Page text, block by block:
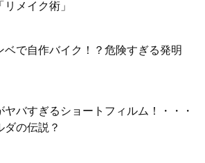
リメイク術」
ベで自作バイク！？危険すぎる発明
ヤバすぎるショートフィルム！・・・
ダの伝説？